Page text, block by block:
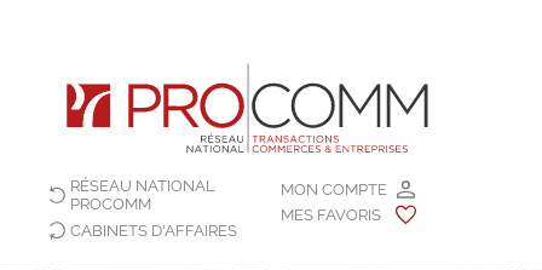
MON COMPTE
MES FAVORIS
RÉSEAU NATIONAL
PROCOMM
CABINETS D'AFFAIRES